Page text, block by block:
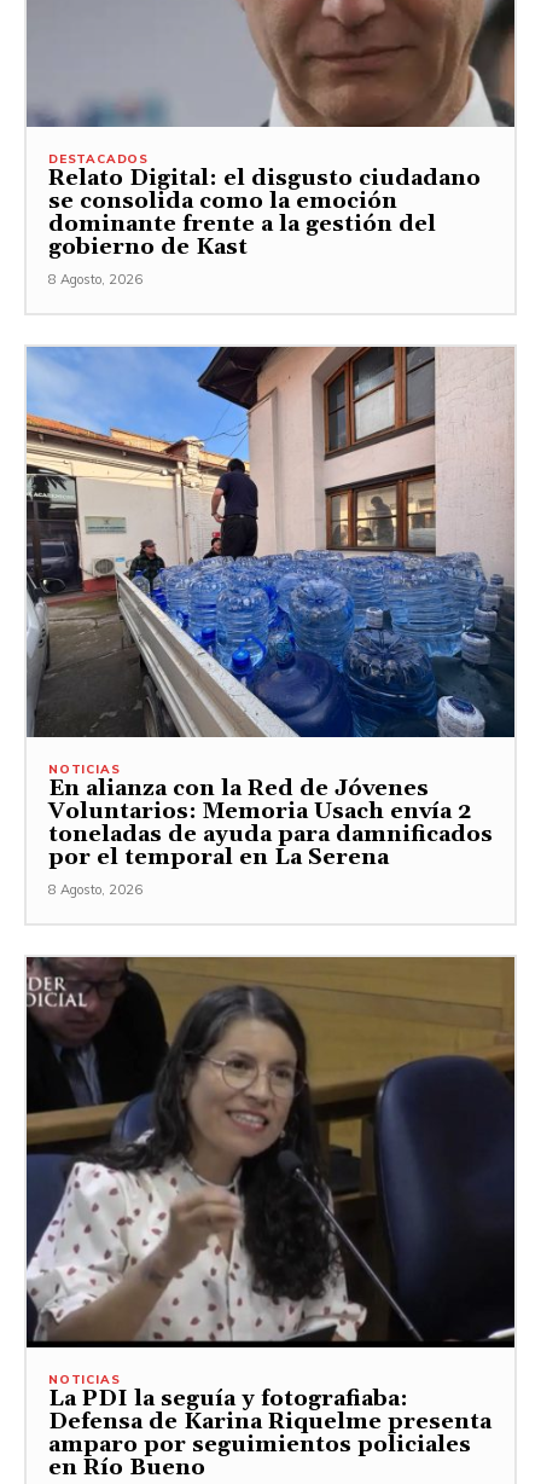
DESTACADOS
Relato Digital: el disgusto ciudadano
se consolida como la emoción
dominante frente a la gestión del
gobierno de Kast
8 Agosto, 2026
NOTICIAS
En alianza con la Red de Jóvenes
Voluntarios: Memoria Usach envía 2
toneladas de ayuda para damnificados
por el temporal en La Serena
8 Agosto, 2026
NOTICIAS
La PDI la seguía y fotografiaba:
Defensa de Karina Riquelme presenta
amparo por seguimientos policiales
en Río Bueno